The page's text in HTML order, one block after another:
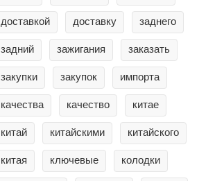
доставкой доставку заднего
задний зажигания заказать
закупки закупок импорта
качества качество китае
китай китайскими китайского
китая ключевые колодки